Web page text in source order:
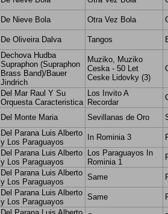
De Nieve Bola Otra Vez Bola
De Oliveira Dalva Tangos
Dechova Hudba
Supraphon (Supraphon
Brass Band)/Bauer
Jindrich
Muziko, Muziko
Ceska - 50 Let
Ceske Lidovky (3)
Del Mar Raul Y Su
Orquesta Caracteristica
Los Invito A
Recordar
Del Monte Maria Sevillanas de Oro
Del Parana Luis Alberto
y Los Paraguayos
In Rominia 3
Del Parana Luis Alberto
y Los Paraguayos
Los Paraguayos In
Rominia 1
Del Parana Luis Alberto
y Los Paraguayos
Same
Del Parana Luis Alberto
y Los Paraguayos
Same